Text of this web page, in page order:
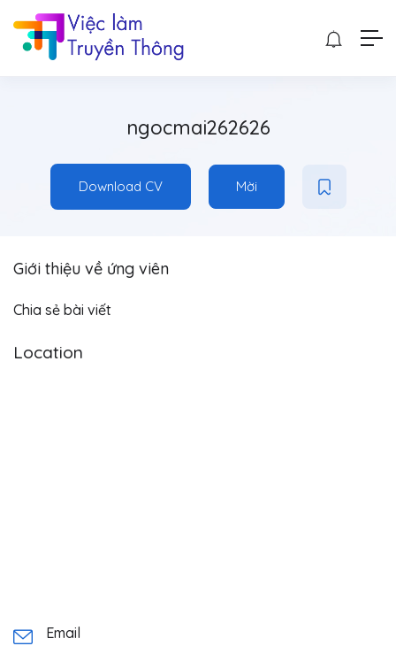
ngocmai262626
Download CV Mời
Giới thiệu về ứng viên
Chia sẻ bài viết
Location
Email